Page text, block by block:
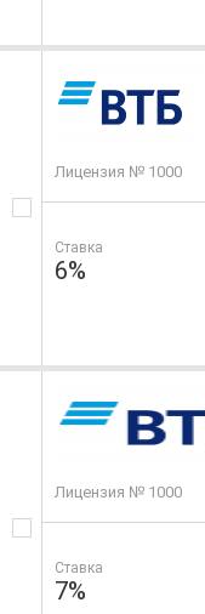
Лицензия № 1000
Ставка
6%
Лицензия № 1000
Ставка
7%